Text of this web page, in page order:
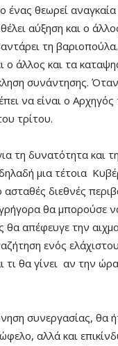
θεωρεί αναγκαία
αύξηση και ο
τη
ο άλλος και τα
συνάντησης.
να είναι ο Αρχηγός
τρίτου.
τη δυνατότητα και
μια τέτοια
διεθνές
θα μπορούσε
θα απέφευγε την
ενός
θα γίνει αν την
συνεργασίας, θα
αλλά και